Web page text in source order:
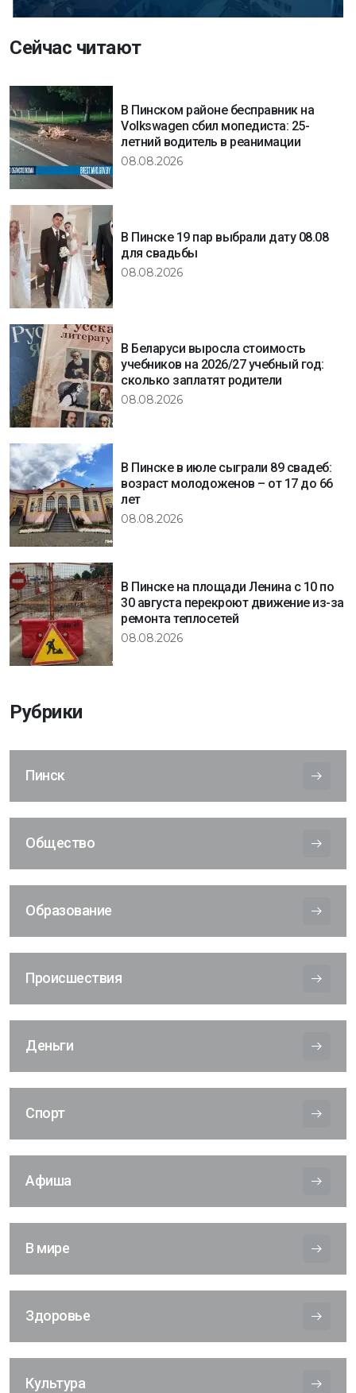
Сейчас читают
В Пинском районе бесправник на
Volkswagen сбил мопедиста: 25-
летний водитель в реанимации
08.08.2026
В Пинске 19 пар выбрали дату 08.08
для свадьбы
08.08.2026
В Беларуси выросла стоимость
учебников на 2026/27 учебный год:
сколько заплатят родители
08.08.2026
В Пинске в июле сыграли 89 свадеб:
возраст молодоженов – от 17 до 66
лет
08.08.2026
В Пинске на площади Ленина с 10 по
30 августа перекроют движение из-за
ремонта теплосетей
08.08.2026
Рубрики
Пинск
Общество
Образование
Происшествия
Деньги
Спорт
Афиша
В мире
Здоровье
Культура